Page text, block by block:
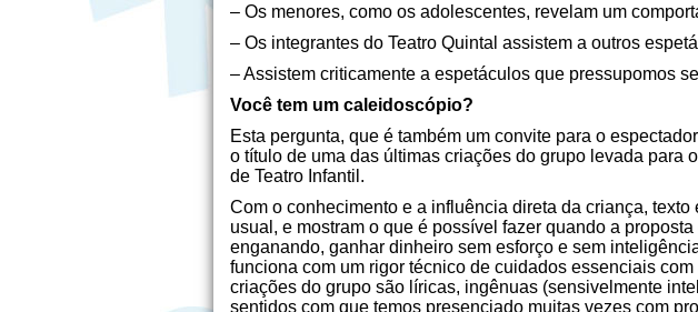
– Os menores, como os adolescentes, revelam um
– Os integrantes do Teatro Quintal assistem a outros
– Assistem criticamente a espetáculos que pressupomos
Você tem um caleidoscópio?
Esta pergunta, que é também um convite para o
o título de uma das últimas criações do grupo levada para
de Teatro Infantil.
Com o conhecimento e a influência direta da criança,
usual, e mostram o que é possível fazer quando a
enganando, ganhar dinheiro sem esforço e sem
funciona com um rigor técnico de cuidados essenciais
criações do grupo são líricas, ingênuas (sensivelmente
sentidos com que temos presenciado muitas vezes com